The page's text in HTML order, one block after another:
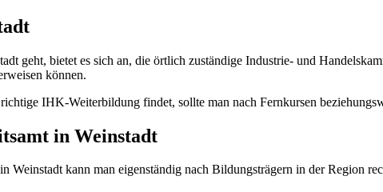
geht, bietet es sich an, die örtlich zuständige Industrie- und
können.
IHK-Weiterbildung findet, sollte man nach Fernkursen
in Weinstadt
Weinstadt kann man eigenständig nach Bildungsträgern in der Region